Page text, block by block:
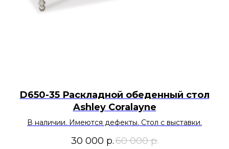
D650-35 Раскладной обеденный стол
Ashley Coralayne
В наличии. Имеются дефекты. Стол с выставки.
30 000 р.60 000 р.